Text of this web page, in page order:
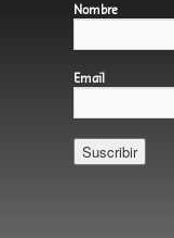
Nombre
Email
Español